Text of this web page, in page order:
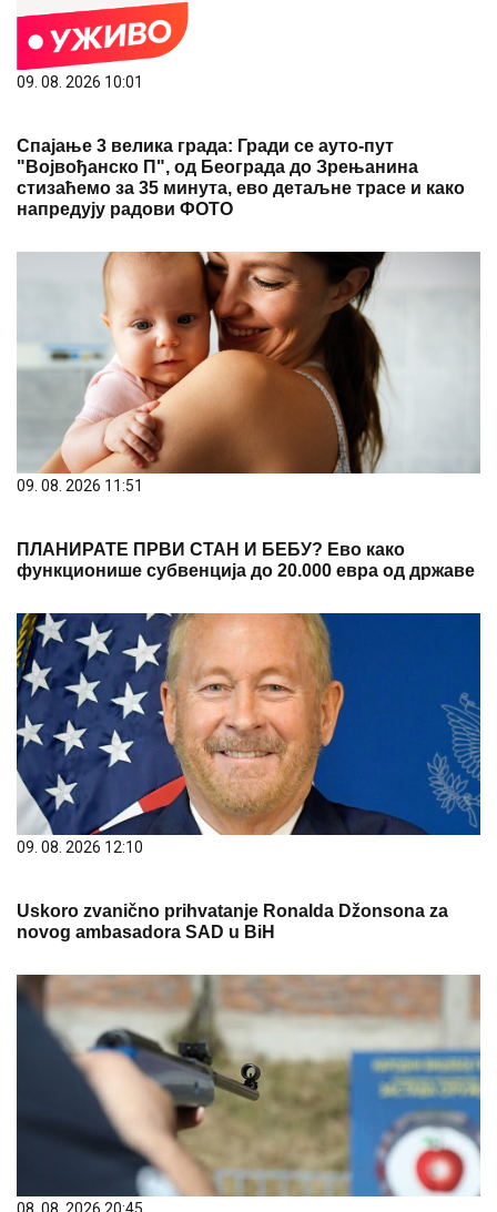
09. 08. 2026 10:01
Спајање 3 велика града: Гради се ауто-пут
"Војвођанско П", од Београда до Зрењанина
стизаћемо за 35 минута, ево детаљне трасе и како
напредују радови ФОТО
09. 08. 2026 11:51
ПЛАНИРАТЕ ПРВИ СТАН И БЕБУ? Ево како
функционише субвенција до 20.000 евра од државе
09. 08. 2026 12:10
Uskoro zvanično prihvatanje Ronalda Džonsona za
novog ambasadora SAD u BiH